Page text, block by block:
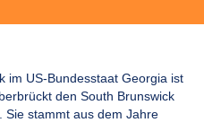
im US-Bundesstaat Georgia ist
den South Brunswick
Sie stammt aus dem Jahre